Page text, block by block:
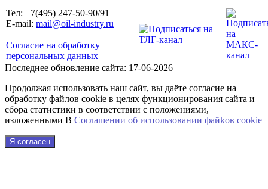
Тел: +7(495) 247-50-90/91
E-mail: mail@oil-industry.ru
Согласие на обработку
персональных данных
Последнее обновление сайта: 17-06-2026
Продолжая использовать наш сайт, вы даёте согласие на
обработку файлов cookie в целях функционирования сайта и
сбора статистики в соответствии с положениями,
изложенными В Соглашении об использовании файkов cookie
Я согласен